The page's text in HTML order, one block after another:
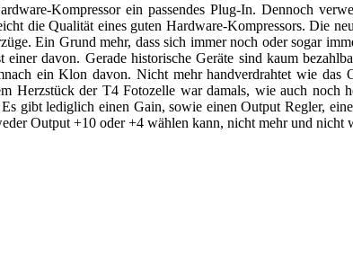
Kompressor ein passendes Plug-In. Dennoch
die Qualität eines guten Hardware-Kompressors. Die
Ein Grund mehr, dass sich immer noch oder sogar
davon. Gerade historische Geräte sind kaum
ein Klon davon. Nicht mehr handverdrahtet wie das
Herzstück der T4 Fotozelle war damals, wie auch noch
gibt lediglich einen Gain, sowie einen Output Regler,
Output +10 oder +4 wählen kann, nicht mehr und nicht